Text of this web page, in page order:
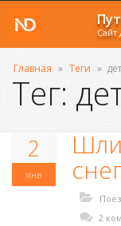
Сайт
Главная » Теги »
Тег:
2
янв
2